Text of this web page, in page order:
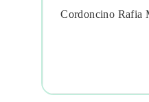
Cordoncino Rafia